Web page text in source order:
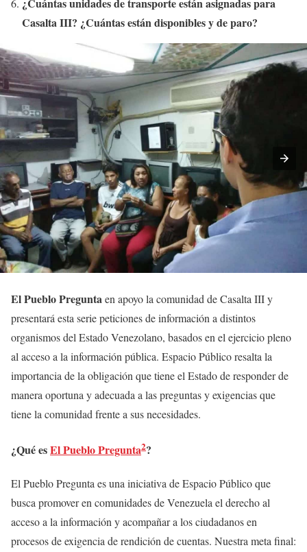
Casalta III? ¿Cuántas están disponibles y de paro?
El Pueblo Preguntaen apoyo la comunidad de Casalta III y
presentará esta serie peticiones de información a distintos
organismos del Estado Venezolano, basados en el ejercicio pleno
al acceso a la información pública. Espacio Público resalta la
importancia de la obligación que tiene el Estado de responder de
manera oportuna y adecuada a las preguntas y exigencias que
tiene la comunidad frente a sus necesidades.
¿Qué esEl Pueblo Pregunta2?
El Pueblo Pregunta es una iniciativa de Espacio Público que
busca promover en comunidades de Venezuela el derecho al
acceso a la información y acompañar a los ciudadanos en
procesos de exigencia de rendición de cuentas. Nuestra meta final: